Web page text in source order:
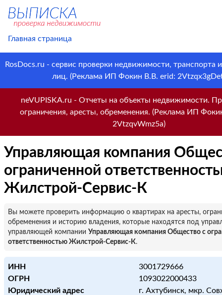
Главная страница
RosDocs.ru - сервис проверки недвижимости, транспорта
лиц. (Реклама ИП Фокин В.В. erid:
neVUPISKA.ru - Отчеты на объекты недвижимости.
ограничения, аресты, обременения. (Реклама ИП
2VtzqvWmz5a)
Управляющая компания
ограниченной
Жилстрой-Сервис-К
Вы можете проверить информацию о квартирах на аресты,
обременения и историю владения, которые находятся под
управляющей компании Управляющая компания Общество с
ответственностью Жилстрой-Сервис-К.
ИНН
3001729666
ОГРН
1093022000433
Юридический адрес
г. Ахтубинск, мкр.